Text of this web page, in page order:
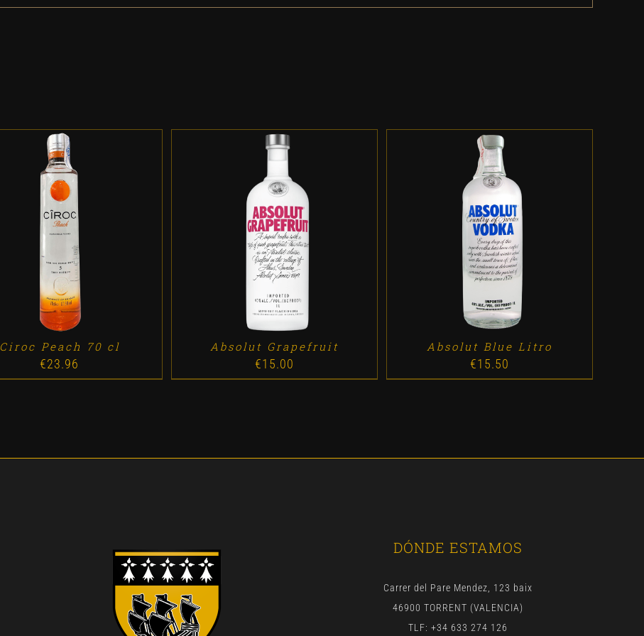
ADD TO CART /
Ciroc Peach 70 cl
€23.96
ADD TO CART / DETALLES
Absolut Grapefruit
€15.00
ADD TO CART / DETALLES
Absolut Blue Litro
€15.50
DÓNDE ESTAMOS
Carrer del Pare Mendez, 123 baix
46900 TORRENT (VALENCIA)
TLF: +34 633 274 126